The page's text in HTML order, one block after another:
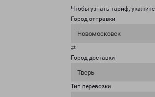
Чтобы узнать тариф, укажите
Город отправки
Новомосковск
⇄
Город доставки
Тверь
Тип перевозки